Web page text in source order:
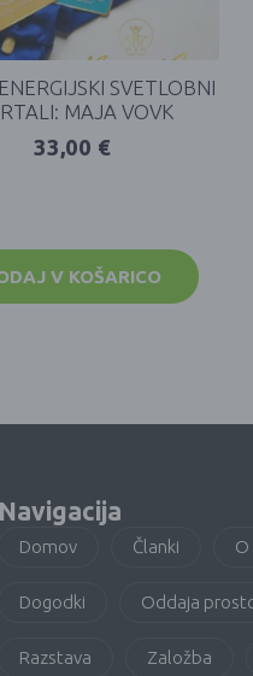
SVETLOBNI
MAJA VOVK
33,00 €
V KOŠARICO
Navigacija
Domov Članki O
Dogodki Oddaja
Razstava Založba